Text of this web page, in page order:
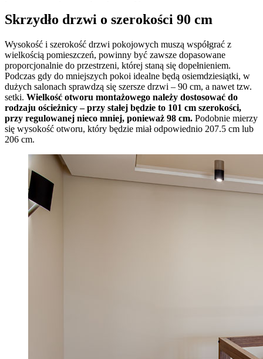
Skrzydło drzwi o szerokości 90 cm
Wysokość i szerokość drzwi pokojowych muszą współgrać z
wielkością pomieszczeń, powinny być zawsze dopasowane
proporcjonalnie do przestrzeni, której staną się dopełnieniem.
Podczas gdy do mniejszych pokoi idealne będą osiemdziesiątki, w
dużych salonach sprawdzą się szersze drzwi – 90 cm, a nawet tzw.
setki. Wielkość otworu montażowego należy dostosować do
rodzaju ościeżnicy – przy stałej będzie to 101 cm szerokości,
przy regulowanej nieco mniej, ponieważ 98 cm. Podobnie mierzy
się wysokość otworu, który będzie miał odpowiednio 207.5 cm lub
206 cm.